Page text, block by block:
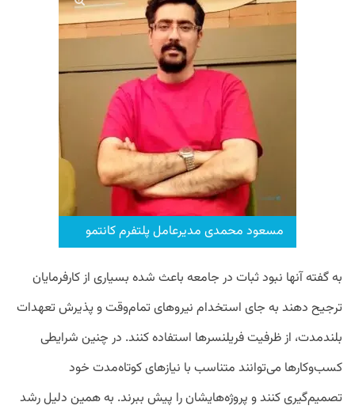
مسعود محمدی مدیرعامل پلتفرم کانتمو
به گفته آنها نبود ثبات در جامعه باعث شده بسیاری از کارفرمایان
ترجیح دهند به جای استخدام نیروهای تمام‌وقت و پذیرش تعهدات
بلندمدت، از ظرفیت فریلنسرها استفاده کنند. در چنین شرایطی
کسب‌وکارها می‌توانند متناسب با نیازهای کوتاه‌مدت خود
تصمیم‌گیری کنند و پروژه‌هایشان را پیش ببرند. به همین دلیل رشد